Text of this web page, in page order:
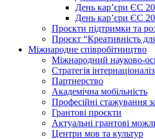
День кар’єри ЄС
День кар’єри ЄС
Проєкти підтримки та
Проєкт “Креативність
Міжнародне співробітництво
Міжнародний науково-
Стратегія
Партнерство
Академічна мобільність
Професійні стажування
Грантові проєкти
Актуальні грантові
Центри мов та культур